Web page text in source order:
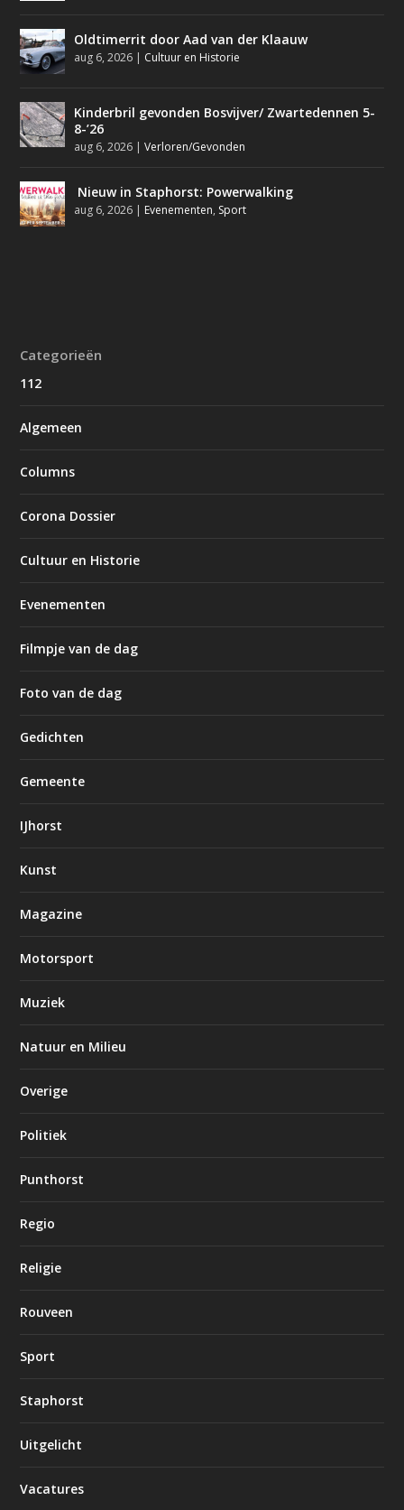
Oldtimerrit door Aad van der Klaauw
aug 6, 2026 | Cultuur en Historie
Kinderbril gevonden Bosvijver/ Zwartedennen 5-
8-’26
aug 6, 2026 |Verloren/Gevonden
Nieuw in Staphorst: Powerwalking
aug 6, 2026 | Evenementen, Sport
Categorieën
112
Algemeen
Columns
Corona Dossier
Cultuur en Historie
Evenementen
Filmpje van de dag
Foto van de dag
Gedichten
Gemeente
IJhorst
Kunst
Magazine
Motorsport
Muziek
Natuur en Milieu
Overige
Politiek
Punthorst
Regio
Religie
Rouveen
Sport
Staphorst
Uitgelicht
Vacatures